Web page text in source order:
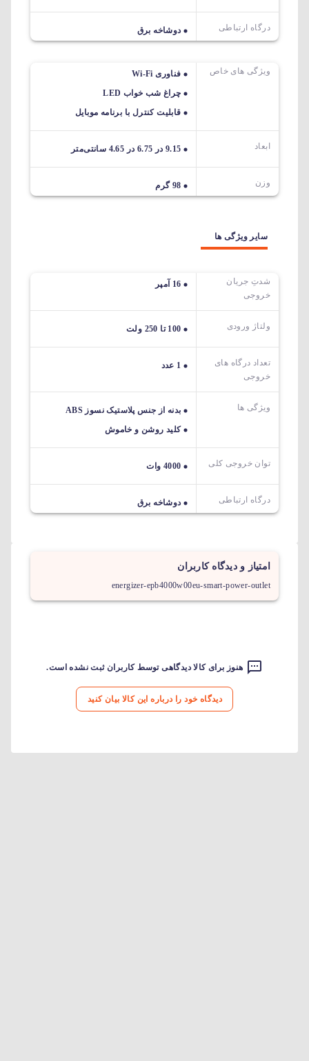
درگاه ارتباطی دوشاخه برق
ویژگی های خاص
فناوری Wi-Fi
چراغ شب خواب LED
قابلیت کنترل با برنامه موبایل
ابعاد 9.15 در 6.75 در 4.65 سانتی‌متر
وزن 98 گرم
سایر ویژگی ها
شدتِ جریان
خروجی
16 آمپر
ولتاژ ورودی 100 تا 250 ولت
تعداد درگاه های
خروجی
1 عدد
ویژگی ها
بدنه از جنس پلاستیک نسوز ABS
کلید روشن و خاموش
توان خروجی کلی 4000 وات
درگاه ارتباطی دوشاخه برق
امتیاز و دیدگاه کاربران
energizer-epb4000w00eu-smart-power-outlet
هنوز برای کالا دیدگاهی توسط کاربران ثبت نشده است.
دیدگاه خود را درباره این کالا بیان کنید